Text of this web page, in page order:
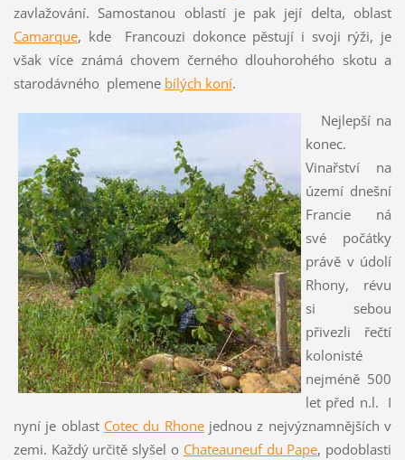
zavlažování. Samostanou oblastí je pak její delta, oblast
Camarque, kde Francouzi dokonce pěstují i svoji rýži, je
však více známá chovem černého dlouhorohého skotu a
starodávného plemene bílých koní.
Nejlepší na
konec.
Vinařství na
území dnešní
Francie ná
své počátky
právě v údolí
Rhony, révu
si sebou
přivezli řečtí
kolonisté
nejméně 500
let před n.l. I
nyní je oblast Cotec du Rhonejednou z nejvýznamnějších v
zemi. Každý určitě slyšel o Chateauneuf du Pape, podoblasti